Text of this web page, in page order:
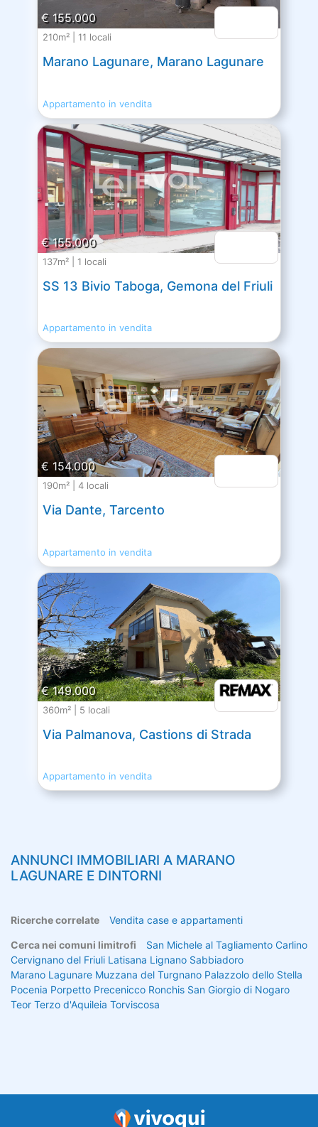
€ 155.000
210m² | 11 locali
Marano Lagunare, Marano Lagunare
Appartamento in vendita
€ 155.000
137m² | 1 locali
SS 13 Bivio Taboga, Gemona del Friuli
Appartamento in vendita
€ 154.000
190m² | 4 locali
Via Dante, Tarcento
Appartamento in vendita
€ 149.000
360m² | 5 locali
Via Palmanova, Castions di Strada
Appartamento in vendita
ANNUNCI IMMOBILIARI A MARANO
LAGUNARE E DINTORNI
Ricerche correlate Vendita case e appartamenti
Cerca nei comuni limitrofi San Michele al Tagliamento Carlino
Cervignano del Friuli Latisana Lignano Sabbiadoro
Marano Lagunare Muzzana del Turgnano Palazzolo dello Stella
Pocenia Porpetto Precenicco Ronchis San Giorgio di Nogaro
Teor Terzo d'Aquileia Torviscosa